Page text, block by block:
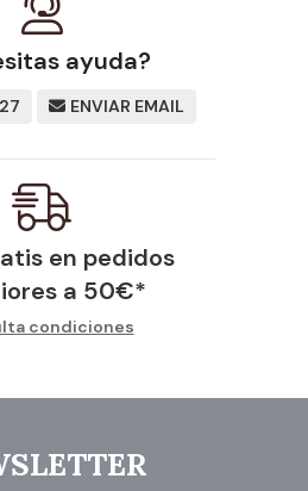
ayuda?
ENVIAR EMAIL
en pedidos
a 50€*
condiciones